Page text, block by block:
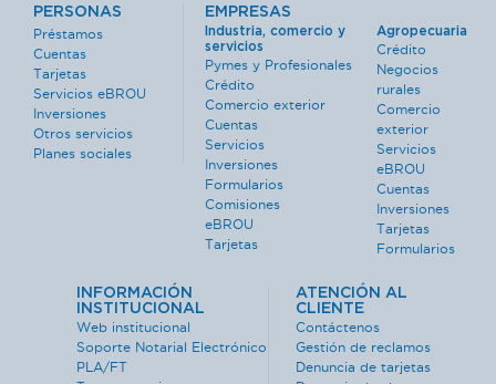
PERSONAS
Préstamos
Cuentas
Tarjetas
Servicios eBROU
Inversiones
Otros servicios
Planes sociales
EMPRESAS
Industria, comercio y
servicios
Pymes y Profesionales
Crédito
Comercio exterior
Cuentas
Servicios
Inversiones
Formularios
Comisiones
eBROU
Tarjetas
Agropecuaria
Crédito
Negocios
rurales
Comercio
exterior
Servicios
eBROU
Cuentas
Inversiones
Tarjetas
Formularios
INFORMACIÓN
INSTITUCIONAL
Web institucional
Soporte Notarial Electrónico
PLA/FT
ATENCIÓN AL
CLIENTE
Contáctenos
Gestión de reclamos
Denuncia de tarjetas